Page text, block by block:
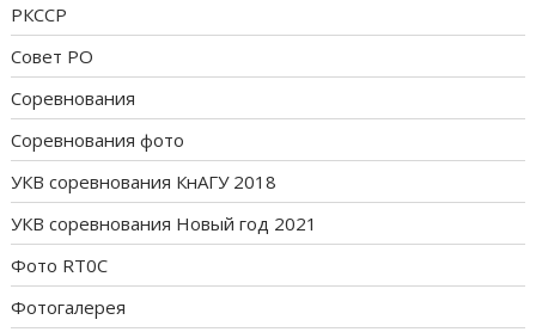
РКССР
Совет РО
Соревнования
Соревнования фото
УКВ соревнования КнАГУ 2018
УКВ соревнования Новый год 2021
Фото RT0C
Фотогалерея